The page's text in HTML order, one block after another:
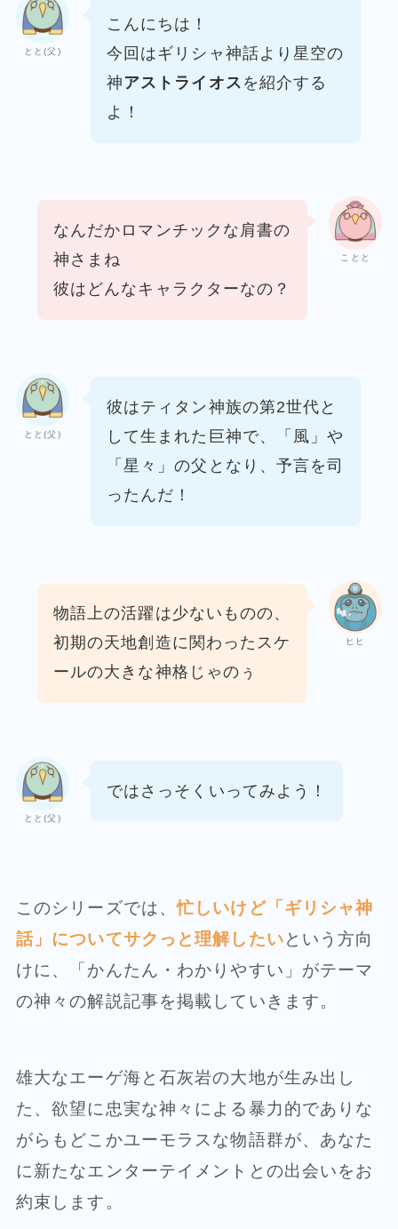
とと(父)
こんにちは！
今回はギリシャ神話より星空の
神アストライオス を紹介する
よ！
ことと
なんだかロマンチックな肩書の
神さまね
彼はどんなキャラクターなの？
とと(父)
彼はティタン神族の第2世代と
して生まれた巨神で、
「風」や
「星々」の父となり、予言を司
ったんだ！
ヒヒ
物語上の活躍は少ないものの、
初期の天地創造に関わったスケ
ールの大きな神格じゃのぅ
とと(父)
ではさっそくいってみよう！
このシリーズでは、忙しいけど「ギリシャ神
話」についてサクっと理解したいという方向
けに、「かんたん・わかりやすい」がテーマ
の神々の解説記事を掲載していきます。
雄大なエーゲ海と石灰岩の大地が生み出し
た、欲望に忠実な神々による暴力的でありな
がらもどこかユーモラスな物語群が、あなた
に新たなエンターテイメントとの出会いをお
約束します。